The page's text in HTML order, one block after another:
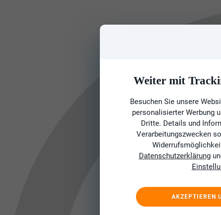
Weiter mit
Besuchen Sie unsere
personalisierter Werbung
Dritte. Details und
Verarbeitungszwecken
Datenschutzerklärung
AKZEPTIEREN